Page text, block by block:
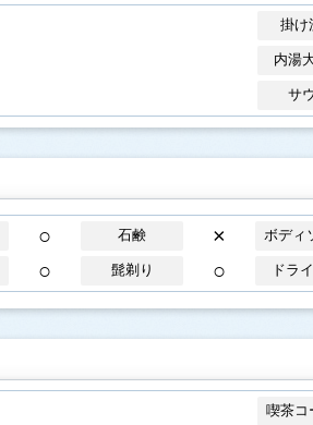
掛け
内湯
サ
○ 石鹸 × ボディ
○ 髭剃り ○ ドラ
喫茶コ